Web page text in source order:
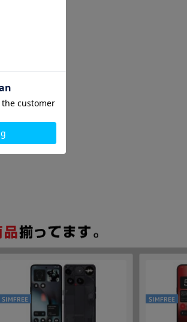
SIMFREE SIMFREE